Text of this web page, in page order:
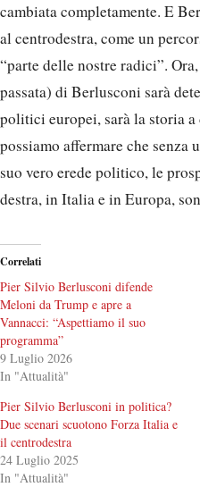
cambiata completamente. E
al centrodestra, come un
“parte delle nostre radici”.
passata) di Berlusconi sarà
politici europei, sarà la storia
possiamo affermare che senza
suo vero erede politico, le
destra, in Italia e in Europa,
Correlati
Pier Silvio Berlusconi difende
Meloni da Trump e apre a
Vannacci: “Aspettiamo il suo
programma”
9 Luglio 2026
In "Attualità"
Pier Silvio Berlusconi in politica?
Due scenari scuotono Forza Italia e
il centrodestra
24 Luglio 2025
In "Attualità"